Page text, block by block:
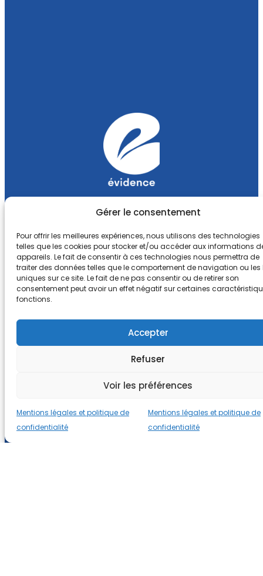
Gérer le consentement
Pour offrir les meilleures expériences, nous utilisons des technologies
telles que les cookies pour stocker et/ou accéder aux informations
appareils. Le fait de consentir à ces technologies nous permettra de
traiter des données telles que le comportement de navigation ou les
uniques sur ce site. Le fait de ne pas consentir ou de retirer son
consentement peut avoir un effet négatif sur certaines
fonctions.
Accepter
Refuser
Voir les préférences
Mentions légales et politique de
confidentialité
Mentions légales et politique de
confidentialité